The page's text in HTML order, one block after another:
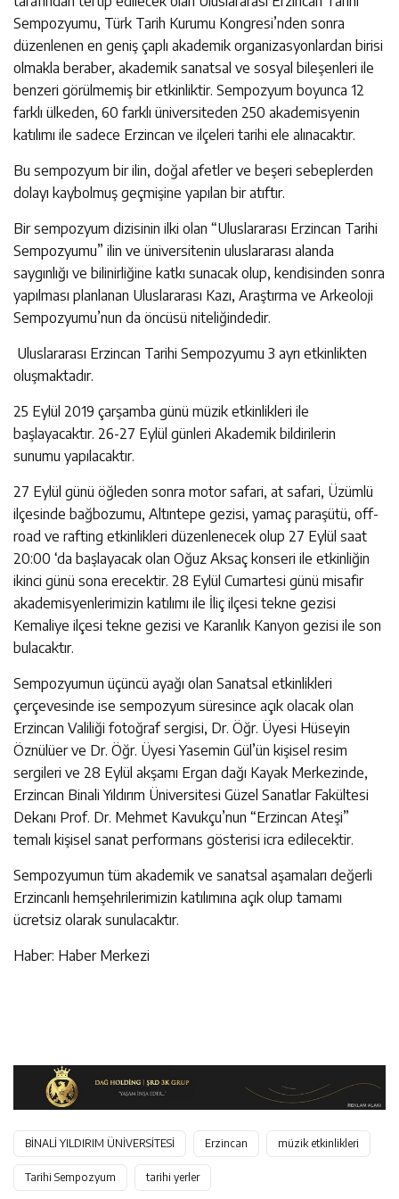
Sempozyumu, Türk Tarih Kurumu Kongresi’nden sonra
düzenlenen en geniş çaplı akademik organizasyonlardan birisi
olmakla beraber, akademik sanatsal ve sosyal bileşenleri ile
benzeri görülmemiş bir etkinliktir. Sempozyum boyunca 12
farklı ülkeden, 60 farklı üniversiteden 250 akademisyenin
katılımı ile sadece Erzincan ve ilçeleri tarihi ele alınacaktır.
Bu sempozyum bir ilin, doğal afetler ve beşeri sebeplerden
dolayı kaybolmuş geçmişine yapılan bir atıftır.
Bir sempozyum dizisinin ilki olan “Uluslararası Erzincan Tarihi
Sempozyumu” ilin ve üniversitenin uluslararası alanda
saygınlığı ve bilinirliğine katkı sunacak olup, kendisinden sonra
yapılması planlanan Uluslararası Kazı, Araştırma ve Arkeoloji
Sempozyumu’nun da öncüsü niteliğindedir.
Uluslararası Erzincan Tarihi Sempozyumu 3 ayrı etkinlikten
oluşmaktadır.
25 Eylül 2019 çarşamba günü müzik etkinlikleri ile
başlayacaktır. 26-27 Eylül günleri Akademik bildirilerin
sunumu yapılacaktır.
27 Eylül günü öğleden sonra motor safari, at safari, Üzümlü
ilçesinde bağbozumu, Altıntepe gezisi, yamaç paraşütü, off-
road ve rafting etkinlikleri düzenlenecek olup 27 Eylül saat
20:00 ‘da başlayacak olan Oğuz Aksaç konseri ile etkinliğin
ikinci günü sona erecektir. 28 Eylül Cumartesi günü misafir
akademisyenlerimizin katılımı ile İliç ilçesi tekne gezisi
Kemaliye ilçesi tekne gezisi ve Karanlık Kanyon gezisi ile son
bulacaktır.
Sempozyumun üçüncü ayağı olan Sanatsal etkinlikleri
çerçevesinde ise sempozyum süresince açık olacak olan
Erzincan Valiliği fotoğraf sergisi, Dr. Öğr. Üyesi Hüseyin
Öznülüer ve Dr. Öğr. Üyesi Yasemin Gül’ün kişisel resim
sergileri ve 28 Eylül akşamı Ergan dağı Kayak Merkezinde,
Erzincan Binali Yıldırım Üniversitesi Güzel Sanatlar Fakültesi
Dekanı Prof. Dr. Mehmet Kavukçu’nun “Erzincan Ateşi”
temalı kişisel sanat performans gösterisi icra edilecektir.
Sempozyumun tüm akademik ve sanatsal aşamaları değerli
Erzincanlı hemşehrilerimizin katılımına açık olup tamamı
ücretsiz olarak sunulacaktır.
Haber: Haber Merkezi
BİNALİ YILDIRIM ÜNİVERSİTESİ Erzincan müzik etkinlikleri
Tarihi Sempozyum tarihi yerler